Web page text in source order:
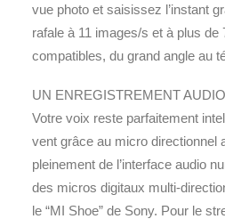
vue photo et saisissez l’instant
rafale à 11 images/s et à plus de
compatibles, du grand angle au
UN ENREGISTREMENT
Votre voix reste parfaitement
vent grâce au micro directionnel
pleinement de l’interface audio
des micros digitaux multi-
le “MI Shoe” de Sony. Pour le